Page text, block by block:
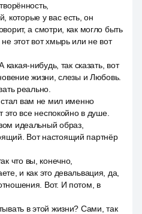
которые у вас есть, он
а смотри, как могло быть
этот вот хмырь или не вот
нибудь, так сказать, вот
жизни, слезы и Любовь.
реально.
стал вам не мил именно
это все неспокойно в душе.
идеальный образ,
Вот настоящий партнёр
что вы, конечно,
и как это девальвация, да,
Вот. И потом, в
в этой жизни? Сами, так